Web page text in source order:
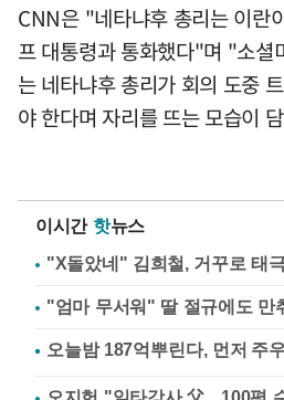
CNN은 "네타냐후 총리는 이란
프 대통령과 통화했다"며 "소셜
는 네타냐후 총리가 회의 도중
야 한다며 자리를 뜨는 모습이
이시간 핫뉴스
"X돌았네" 김희철, 거꾸로 태
"엄마 무서워" 딸 절규에도 만